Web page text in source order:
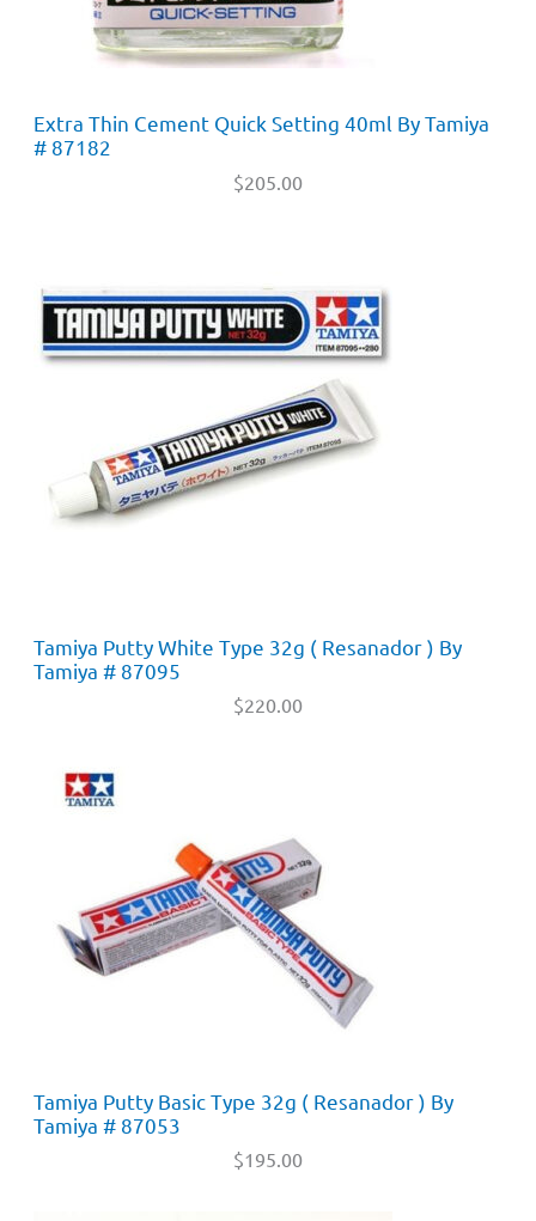
Extra Thin Cement Quick Setting 40ml By Tamiya
# 87182
$205.00
Tamiya Putty White Type 32g ( Resanador ) By
Tamiya # 87095
$220.00
Tamiya Putty Basic Type 32g ( Resanador ) By
Tamiya # 87053
$195.00